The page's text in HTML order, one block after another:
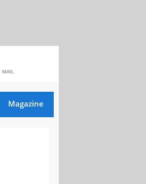
MAIL
Magazine